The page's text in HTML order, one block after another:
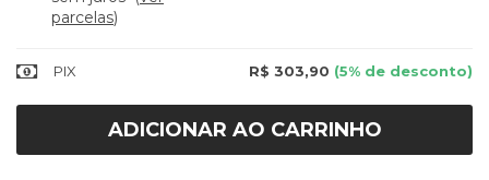
parcelas
PIX R$ 303,90 (5% de desconto)
ADICIONAR AO CARRINHO